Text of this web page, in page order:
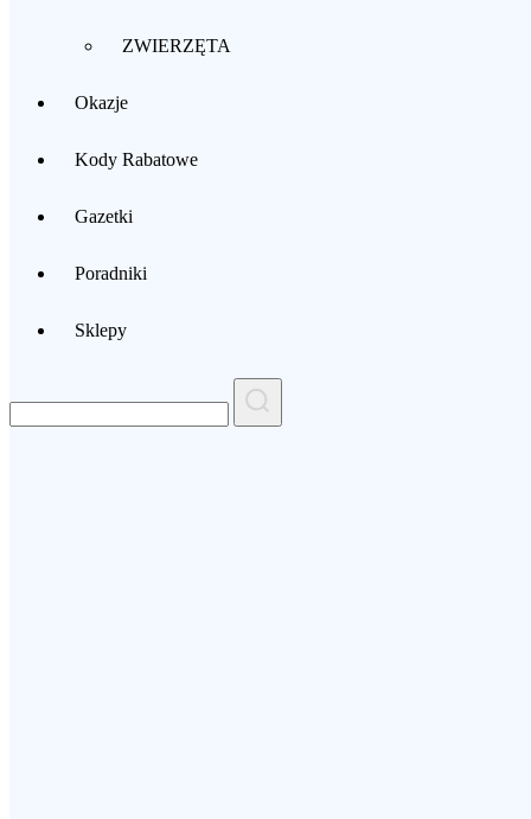
ZWIERZĘTA
Okazje
Kody Rabatowe
Gazetki
Poradniki
Sklepy